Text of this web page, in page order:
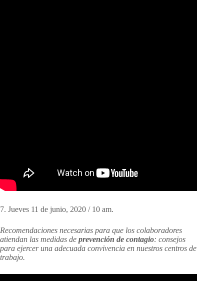
7. Jueves 11 de junio, 2020 / 10 am.
Recomendaciones necesarias para que los colaboradores
atiendan las medidas de prevención de contagio: consejos
para ejercer una adecuada convivencia en nuestros centros de
trabajo.